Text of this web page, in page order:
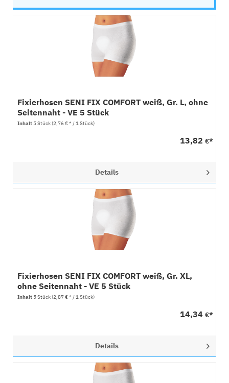
Fixierhosen SENI FIX COMFORT weiß, Gr. L, ohne
Seitennaht - VE 5 Stück
Inhalt 5 Stück(2,76 € * / 1 Stück)
13,82 €*
Details
Fixierhosen SENI FIX COMFORT weiß, Gr. XL,
ohne Seitennaht - VE 5 Stück
Inhalt 5 Stück(2,87 € * / 1 Stück)
14,34 €*
Details